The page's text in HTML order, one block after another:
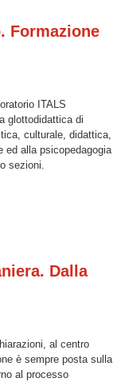
Formazione
ITALS
glottodidattica di
culturale, didattica,
ed alla psicopedagogia
sezioni.
Dalla
al centro
è sempre posta sulla
al processo